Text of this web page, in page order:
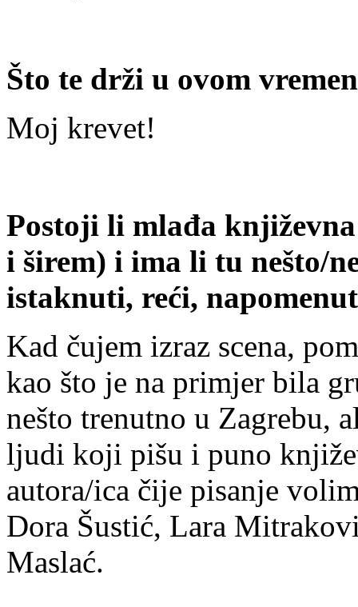
Što te drži u ovom
Moj krevet!
Postoji li mlađa
i širem) i ima li tu nešto/
istaknuti, reći,
Kad čujem izraz scena,
kao što je na primjer bila
nešto trenutno u Zagrebu,
ljudi koji pišu i puno
autora/ica čije pisanje
Dora Šustić, Lara
Maslać.